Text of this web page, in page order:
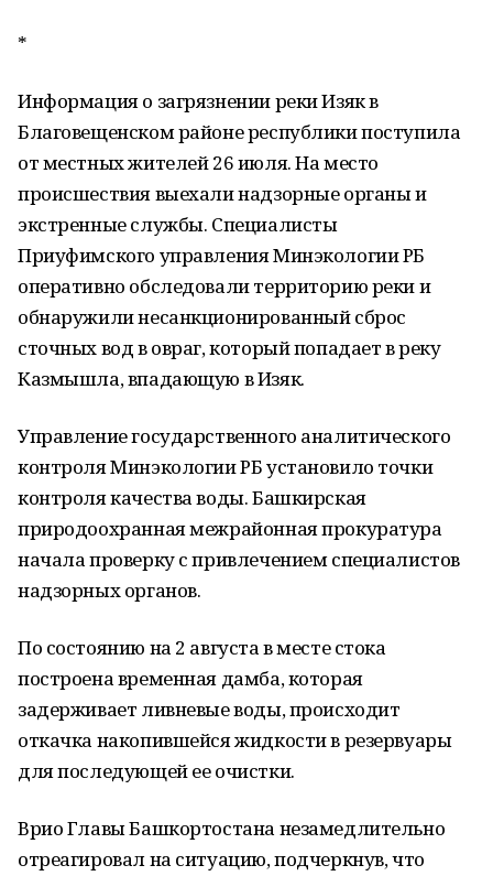
*
Информация о загрязнении реки Изяк в
Благовещенском районе республики поступила
от местных жителей 26 июля. На место
происшествия выехали надзорные органы и
экстренные службы. Специалисты
Приуфимского управления Минэкологии РБ
оперативно обследовали территорию реки и
обнаружили несанкционированный сброс
сточных вод в овраг, который попадает в реку
Казмышла, впадающую в Изяк.
Управление государственного аналитического
контроля Минэкологии РБ установило точки
контроля качества воды. Башкирская
природоохранная межрайонная прокуратура
начала проверку с привлечением специалистов
надзорных органов.
По состоянию на 2 августа в месте стока
построена временная дамба, которая
задерживает ливневые воды, происходит
откачка накопившейся жидкости в резервуары
для последующей ее очистки.
Врио Главы Башкортостана незамедлительно
отреагировал на ситуацию, подчеркнув, что